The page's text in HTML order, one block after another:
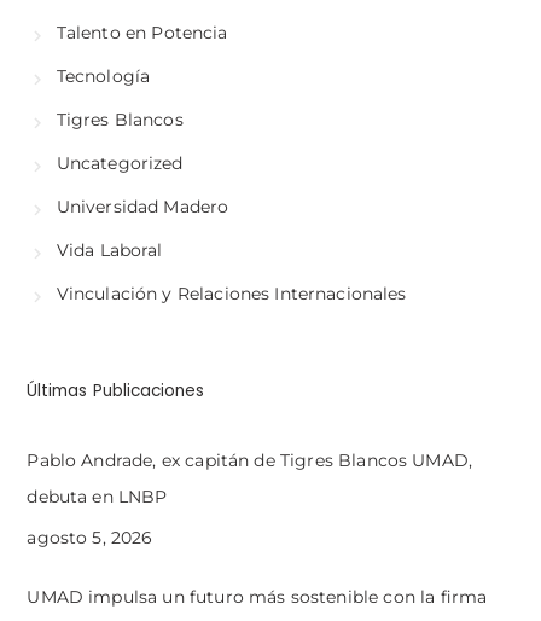
Talento en Potencia
Tecnología
Tigres Blancos
Uncategorized
Universidad Madero
Vida Laboral
Vinculación y Relaciones Internacionales
Últimas Publicaciones
Pablo Andrade, ex capitán de Tigres Blancos UMAD,
debuta en LNBP
agosto 5, 2026
UMAD impulsa un futuro más sostenible con la firma